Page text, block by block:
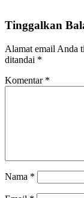
Tinggalkan
Alamat email Anda
ditandai *
Komentar *
Nama *